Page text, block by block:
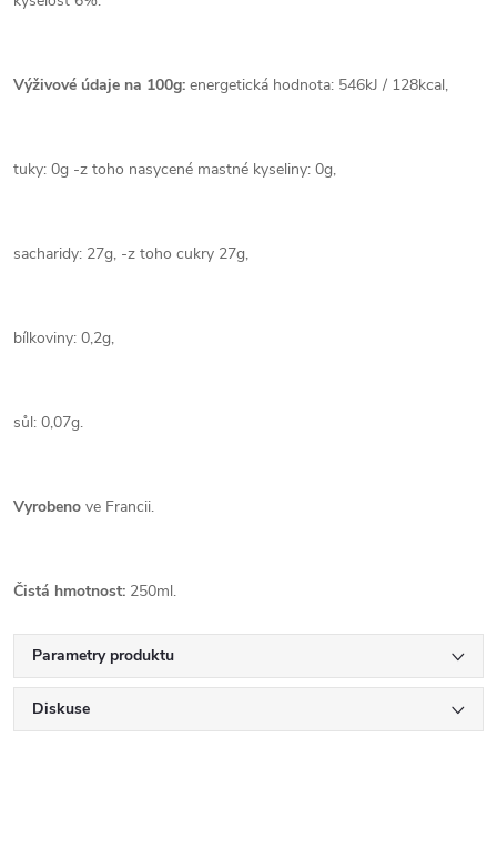
Výživové údaje na 100g: energetická hodnota: 546kJ / 128kcal,
tuky: 0g -z toho nasycené mastné kyseliny: 0g,
sacharidy: 27g, -z toho cukry 27g,
bílkoviny: 0,2g,
sůl: 0,07g.
Vyrobeno ve Francii.
Čistá hmotnost: 250ml.
Parametry produktu
Diskuse